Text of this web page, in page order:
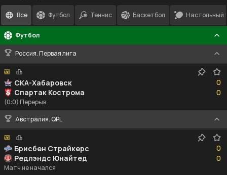
Все Футбол Теннис Баскетбол Настольный
Футбол
Россия. Первая лига
СКА-Хабаровск
Спартак Кострома
0
0
0
0
(0:0) Перерыв
Австралия. QPL
Брисбен Страйкерс
Редлэндс Юнайтед
0
0
0
0
Матч не начался